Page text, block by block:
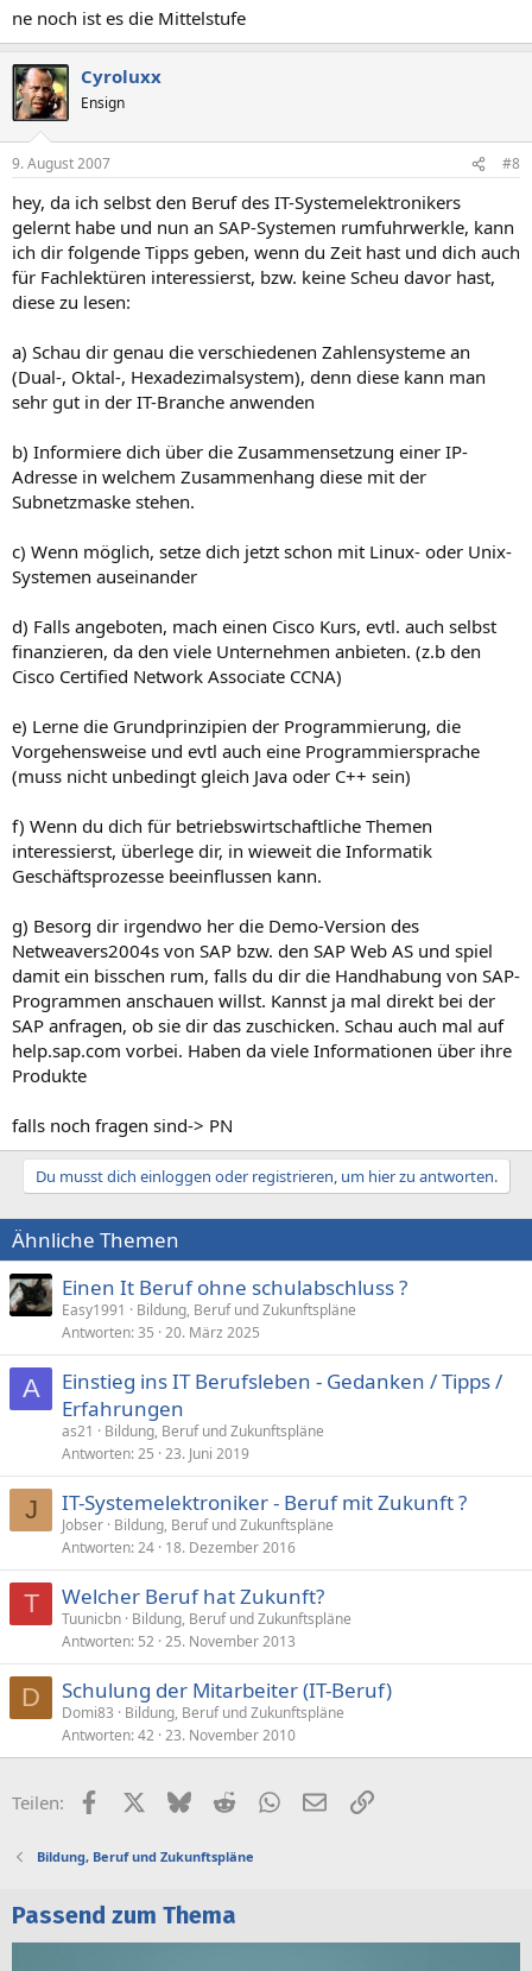
ne noch ist es die Mittelstufe
Cyroluxx
Ensign
9. August 2007 #8
hey, da ich selbst den Beruf des IT-Systemelektronikers
gelernt habe und nun an SAP-Systemen rumfuhrwerkle, kann
ich dir folgende Tipps geben, wenn du Zeit hast und dich auch
für Fachlektüren interessierst, bzw. keine Scheu davor hast,
diese zu lesen:
a) Schau dir genau die verschiedenen Zahlensysteme an
(Dual-, Oktal-, Hexadezimalsystem), denn diese kann man
sehr gut in der IT-Branche anwenden
b) Informiere dich über die Zusammensetzung einer IP-
Adresse in welchem Zusammenhang diese mit der
Subnetzmaske stehen.
c) Wenn möglich, setze dich jetzt schon mit Linux- oder Unix-
Systemen auseinander
d) Falls angeboten, mach einen Cisco Kurs, evtl. auch selbst
finanzieren, da den viele Unternehmen anbieten. (z.b den
Cisco Certified Network Associate CCNA)
e) Lerne die Grundprinzipien der Programmierung, die
Vorgehensweise und evtl auch eine Programmiersprache
(muss nicht unbedingt gleich Java oder C++ sein)
f) Wenn du dich für betriebswirtschaftliche Themen
interessierst, überlege dir, in wieweit die Informatik
Geschäftsprozesse beeinflussen kann.
g) Besorg dir irgendwo her die Demo-Version des
Netweavers2004s von SAP bzw. den SAP Web AS und spiel
damit ein bisschen rum, falls du dir die Handhabung von SAP-
Programmen anschauen willst. Kannst ja mal direkt bei der
SAP anfragen, ob sie dir das zuschicken. Schau auch mal auf
help.sap.com vorbei. Haben da viele Informationen über ihre
Produkte
falls noch fragen sind-> PN
Du musst dich einloggen oder registrieren, um hier zu antworten.
Ähnliche Themen
Einen It Beruf ohne schulabschluss ?
Easy1991
Bildung, Beruf und Zukunftspläne
Antworten 35 20. März 2025
A
Einstieg ins IT Berufsleben - Gedanken / Tipps /
Erfahrungen
as21
Bildung, Beruf und Zukunftspläne
Antworten 25 23. Juni 2019
J IT-Systemelektroniker - Beruf mit Zukunft ?
Jobser Bildung, Beruf und Zukunftspläne
Antworten 24 18. Dezember 2016
T Welcher Beruf hat Zukunft?
Tuunicbn Bildung, Beruf und Zukunftspläne
Antworten 52 25. November 2013
D Schulung der Mitarbeiter (IT-Beruf)
Domi83
Bildung, Beruf und Zukunftspläne
Antworten 42 23. November 2010
Teilen: FacebookX (Twitter)
BlueskyRedditWhatsApp
E-MailLink
Bildung, Beruf und Zukunftspläne
Passend zum Thema